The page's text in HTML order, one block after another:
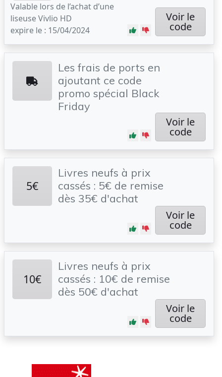
Valable lors de l’achat d’une
liseuse Vivlio HD
expire le : 15/04/2024
Voir le
code
Les frais de ports en
ajoutant ce code
promo spécial Black
Friday
Voir le
code
5€
Livres neufs à prix
cassés : 5€ de remise
dès 35€ d'achat
Voir le
code
10€
Livres neufs à prix
cassés : 10€ de remise
dès 50€ d'achat
Voir le
code